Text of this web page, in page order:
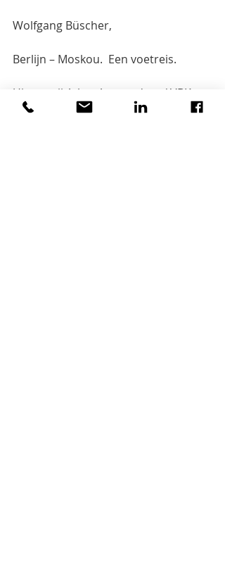
Wolfgang Büscher,
Berlijn – Moskou.  Een voetreis.
Uitgeverij Atlas, Amsterdam / VBK,
Antwerpen, 2007.